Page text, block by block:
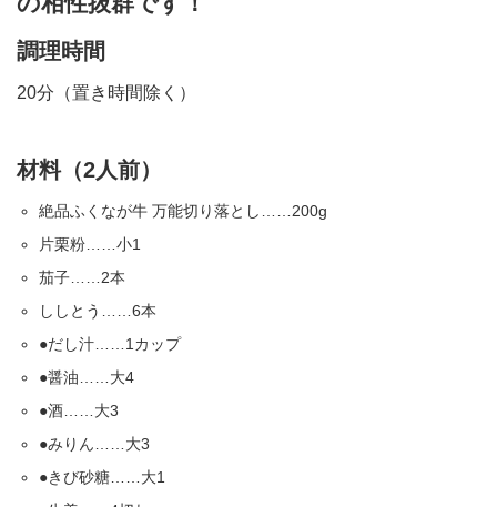
調理時間
20分（置き時間除く）
材料（2人前）
絶品ふくなが牛 万能切り落とし……200g
片栗粉……小1
茄子……2本
ししとう……6本
●だし汁……1カップ
●醤油……大4
●酒……大3
●みりん……大3
●きび砂糖……大1